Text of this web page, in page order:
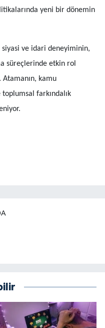
yeni bir dönemin
ve idari deneyiminin,
süreçlerinde etkin rol
Atamanın, kamu
toplumsal farkındalık